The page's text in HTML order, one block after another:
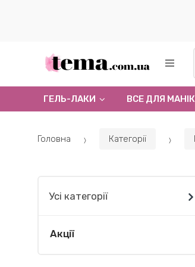
ГЕЛЬ-ЛАКИ ВСЕ ДЛЯ
Головна Категорії
Усі категорії
Акції